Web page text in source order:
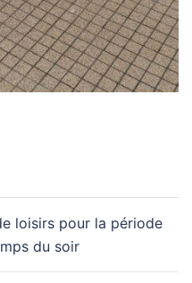
loisirs pour la période
du soir